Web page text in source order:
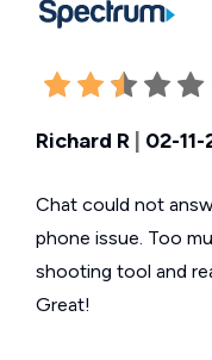
Richard R 02-
Chat could not
phone issue. Too
shooting tool and
Great!